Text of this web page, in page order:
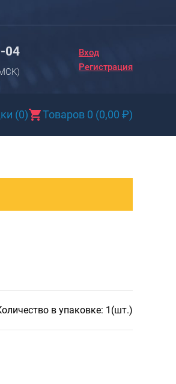
04
Вход
Регистрация
(0) Товаров 0 (0,00 ₽)
Новинки
Чемоданы на колесах
Рюкзаки детские для детских
РАСПРОДАЖА
Сумки
Сумки колесные
в упаковке: 1(шт.)